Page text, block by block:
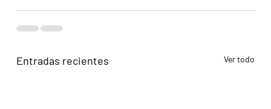
Entradas recientes Ver todo